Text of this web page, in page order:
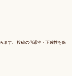
ます。 投稿の信憑性・正確性を保